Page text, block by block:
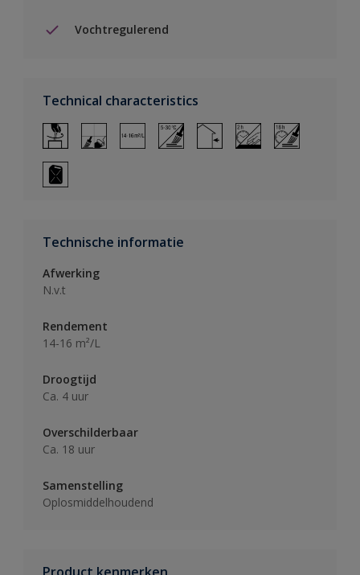
Vochtregulerend
Technical characteristics
Technische informatie
Afwerking
N.v.t
Rendement
14-16 m²/L
Droogtijd
Ca. 4 uur
Overschilderbaar
Ca. 18 uur
Samenstelling
Oplosmiddelhoudend